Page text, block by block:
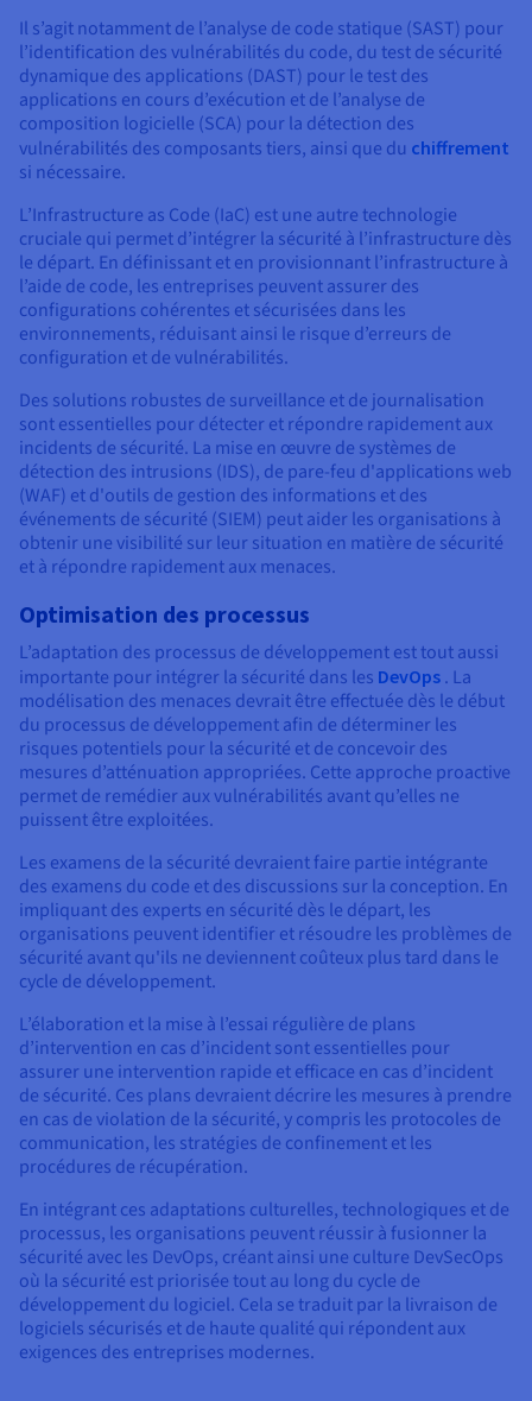
Il s’agit notamment de l’analyse de code statique (SAST) pour
l’identification des vulnérabilités du code, du test de sécurité
dynamique des applications (DAST) pour le test des
applications en cours d’exécution et de l’analyse de
composition logicielle (SCA) pour la détection des
vulnérabilités des composants tiers, ainsi que du chiffrement
si nécessaire.
L’Infrastructure as Code (IaC) est une autre technologie
cruciale qui permet d’intégrer la sécurité à l’infrastructure dès
le départ. En définissant et en provisionnant l’infrastructure à
l’aide de code, les entreprises peuvent assurer des
configurations cohérentes et sécurisées dans les
environnements, réduisant ainsi le risque d’erreurs de
configuration et de vulnérabilités.
Des solutions robustes de surveillance et de journalisation
sont essentielles pour détecter et répondre rapidement aux
incidents de sécurité. La mise en œuvre de systèmes de
détection des intrusions (IDS), de pare-feu d'applications web
(WAF) et d'outils de gestion des informations et des
événements de sécurité (SIEM) peut aider les organisations à
obtenir une visibilité sur leur situation en matière de sécurité
et à répondre rapidement aux menaces.
Optimisation des processus
L’adaptation des processus de développement est tout aussi
importante pour intégrer la sécurité dans les DevOps . La
modélisation des menaces devrait être effectuée dès le début
du processus de développement afin de déterminer les
risques potentiels pour la sécurité et de concevoir des
mesures d’atténuation appropriées. Cette approche proactive
permet de remédier aux vulnérabilités avant qu’elles ne
puissent être exploitées.
Les examens de la sécurité devraient faire partie intégrante
des examens du code et des discussions sur la conception. En
impliquant des experts en sécurité dès le départ, les
organisations peuvent identifier et résoudre les problèmes de
sécurité avant qu'ils ne deviennent coûteux plus tard dans le
cycle de développement.
L’élaboration et la mise à l’essai régulière de plans
d’intervention en cas d’incident sont essentielles pour
assurer une intervention rapide et efficace en cas d’incident
de sécurité. Ces plans devraient décrire les mesures à prendre
en cas de violation de la sécurité, y compris les protocoles de
communication, les stratégies de confinement et les
procédures de récupération.
En intégrant ces adaptations culturelles, technologiques et de
processus, les organisations peuvent réussir à fusionner la
sécurité avec les DevOps, créant ainsi une culture DevSecOps
où la sécurité est priorisée tout au long du cycle de
développement du logiciel. Cela se traduit par la livraison de
logiciels sécurisés et de haute qualité qui répondent aux
exigences des entreprises modernes.